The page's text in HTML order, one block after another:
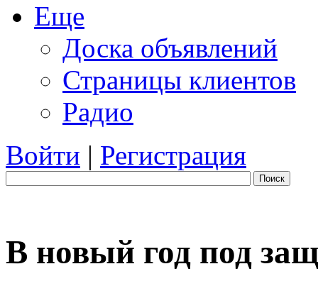
Еще
Доска объявлений
Страницы клиентов
Радио
Войти | Регистрация
Поиск
В новый год под